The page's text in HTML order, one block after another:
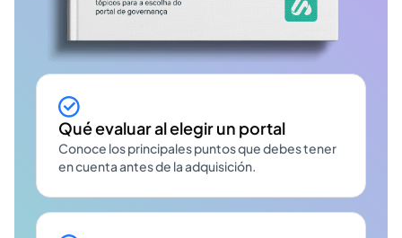
Qué evaluar al elegir un portal
Conoce los principales puntos que debes tener
en cuenta antes de la adquisición.